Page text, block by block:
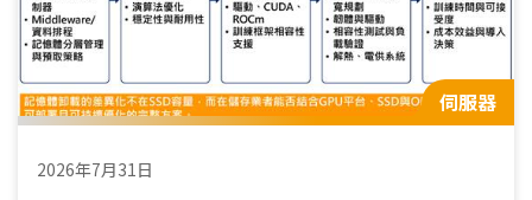
伺服器
2026年7月31日